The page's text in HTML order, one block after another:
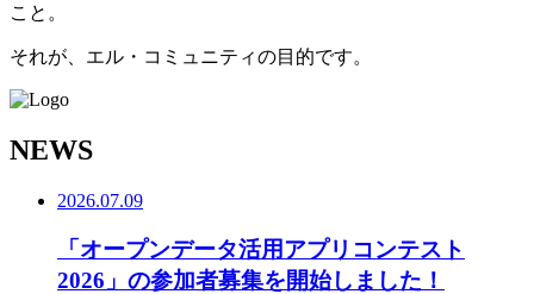
こと。
それが、エル・コミュニティの目的です。
NEWS
2026.07.09
「オープンデータ活用アプリコンテスト
2026」の参加者募集を開始しました！